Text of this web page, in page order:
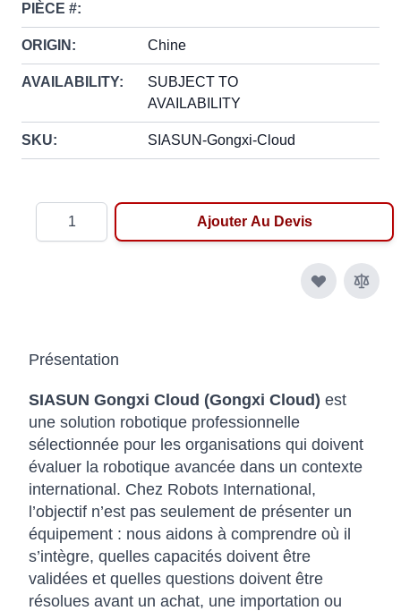
PIÈCE #:
ORIGIN: Chine
AVAILABILITY:
SUBJECT TO
AVAILABILITY
SKU: SIASUN-Gongxi-Cloud
Ajouter Au Devis
Présentation
SIASUN Gongxi Cloud (Gongxi Cloud) est
une solution robotique professionnelle
sélectionnée pour les organisations qui doivent
évaluer la robotique avancée dans un contexte
international. Chez Robots International,
l’objectif n’est pas seulement de présenter un
équipement : nous aidons à comprendre où il
s’intègre, quelles capacités doivent être
validées et quelles questions doivent être
résolues avant un achat, une importation ou